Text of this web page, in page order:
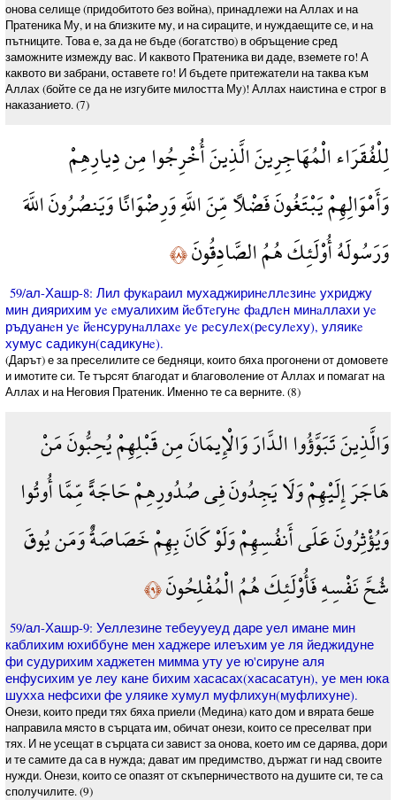
онова селище (придобитото без война), принадлежи на Аллах и на
Пратеника Му, и на близките му, и на сираците, и нуждаещите се, и на
пътниците. Това е, за да не бъде (богатство) в обръщение сред
заможните измежду вас. И каквото Пратеника ви даде, вземете го! А
каквото ви забрани, оставете го! И бъдете притежатели на таква към
Аллах (бойте се да не изгубите милостта Му)! Аллах наистина е строг в
наказанието. (7)
لِلْفُقَرَاء الْمُهَاجِرِينَ الَّذِينَ أُخْرِجُوا مِن دِيارِهِمْ
وَأَمْوَالِهِمْ يَبْتَغُونَ فَضْلًا مِّنَ اللَّهِ وَرِضْوَانًا وَيَنصُرُونَ اللَّهَ
وَرَسُولَهُ أُوْلَئِكَ هُمُ الصَّادِقُونَ﴿٨﴾
59/ал-Хашр-8: Лил фукaраил мухаджиринeллeзинe ухриджу
мин диярихим уe eмуалихим йeбтeгунe фaдлeн минaллахи уe
ръдуанeн уe йeнсурунaллахe уe рeсулeх(рeсулeху), уляикe
хумус садикун(садикунe).
(Дарът) е за преселилите се бедняци, които бяха прогонени от домовете
и имотите си. Те търсят благодат и благоволение от Аллах и помагат на
Аллах и на Неговия Пратеник. Именно те са верните. (8)
وَالَّذِينَ تَبَوَّؤُوا الدَّارَ وَالْإِيمَانَ مِن قَبْلِهِمْ يُحِبُّونَ مَنْ
هَاجَرَ إِلَيْهِمْ وَلَا يَجِدُونَ فِي صُدُورِهِمْ حَاجَةً مِّمَّا أُوتُوا
وَيُؤْثِرُونَ عَلَى أَنفُسِهِمْ وَلَوْ كَانَ بِهِمْ خَصَاصَةٌ وَمَن يُوقَ
شُحَّ نَفْسِهِ فَأُوْلَئِكَ هُمُ الْمُفْلِحُونَ﴿٩﴾
59/ал-Хашр-9: Уеллезине тебеууеуд даре уел имане мин
каблихим юхиббуне мен хаджере илеъхим уе ля йеджидуне
фи судурихим хаджетен мимма уту уе ю'сируне аля
енфусихим уе леу кане бихим хасасах(хасасатун), уе мен юка
шухха нефсихи фе уляике хумул муфлихун(муфлихуне).
Онези, които преди тях бяха приели (Медина) като дом и вярата беше
направила място в сърцата им, обичат онези, които се преселват при
тях. И не усещат в сърцата си завист за онова, което им се дарява, дори
и те самите да са в нужда; дават им предимство, държат ги над своите
нужди. Онези, които се опазят от скъперничеството на душите си, те са
сполучилите. (9)